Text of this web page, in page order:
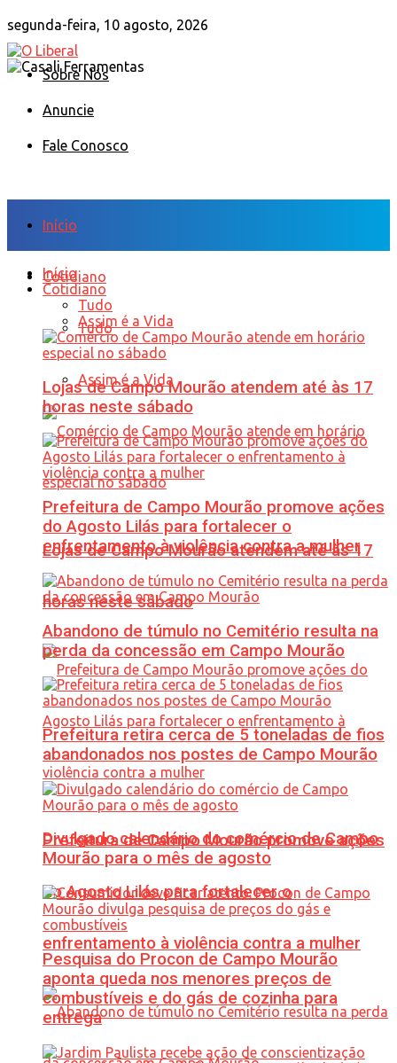
segunda-feira, 10 agosto, 2026
Sobre Nós
Anuncie
Fale Conosco
Início
Cotidiano
Tudo
Assim é a Vida
Lojas de Campo Mourão atendem até às 17
horas neste sábado
Prefeitura de Campo Mourão promove ações
do Agosto Lilás para fortalecer o
enfrentamento à violência contra a mulher
Início
Cotidiano
Tudo
Assim é a Vida
Lojas de Campo Mourão atendem até às 17
horas neste sábado
Prefeitura de Campo Mourão promove ações
do Agosto Lilás para fortalecer o
enfrentamento à violência contra a mulher
Abandono de túmulo no Cemitério resulta na
perda da concessão em Campo Mourão
Prefeitura retira cerca de 5 toneladas de fios
abandonados nos postes de Campo Mourão
Divulgado calendário do comércio de Campo
Mourão para o mês de agosto
Pesquisa do Procon de Campo Mourão
aponta queda nos menores preços de
combustíveis e do gás de cozinha para
entrega